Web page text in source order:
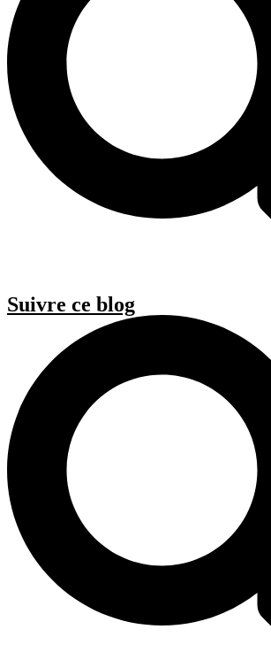
Suivre ce blog